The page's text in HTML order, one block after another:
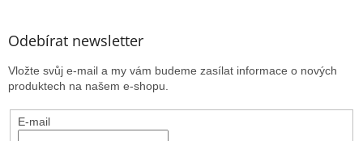
Odebírat newsletter
Vložte svůj e-mail a my vám budeme zasílat informace o nových
produktech na našem e-shopu.
E-mail